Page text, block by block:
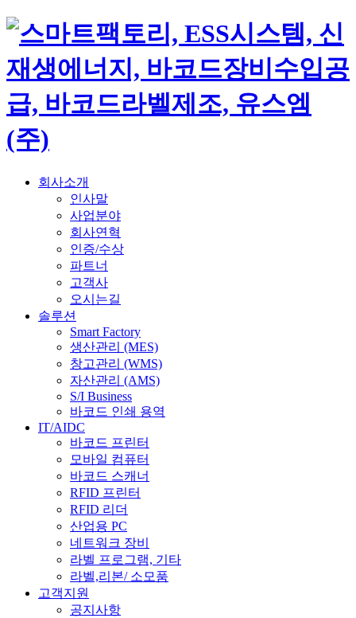
회사소개
인사말
사업분야
회사연혁
인증/수상
파트너
고객사
오시는길
솔루션
Smart Factory
생산관리 (MES)
창고관리 (WMS)
자산관리 (AMS)
S/I Business
바코드 인쇄 용역
IT/AIDC
바코드 프린터
모바일 컴퓨터
바코드 스캐너
RFID 프린터
RFID 리더
산업용 PC
네트워크 장비
라벨 프로그램, 기타
라벨,리본/ 소모품
고객지원
공지사항